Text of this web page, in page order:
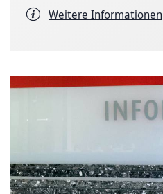
Weitere Informationen